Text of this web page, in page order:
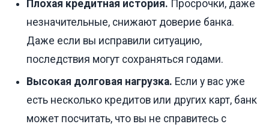
Плохая кредитная история. Просрочки, даже
незначительные, снижают доверие банка.
Даже если вы исправили ситуацию,
последствия могут сохраняться годами.
Высокая долговая нагрузка. Если у вас уже
есть несколько кредитов или других карт, банк
может посчитать, что вы не справитесь с